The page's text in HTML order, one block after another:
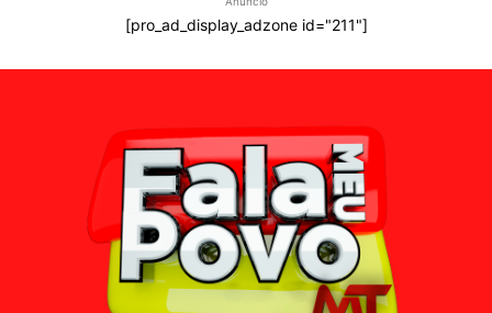
[pro_ad_display_adzone id="211"]